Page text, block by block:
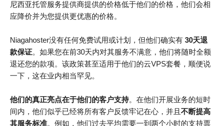
尼西亚托管服务提供商提供的价格低于他们的价格，他们会相
应降价并为您提供更优惠的价格。
Niagahoster没有任何免费试用或计划，但他们确实有 30天退
款保证。如果您在前30天内对其服务不满意，他们将随时全额
退还您的款项。该政策甚至适用于他们的云VPS套餐，顺便说
一下，这在业内相当罕见。
他们的真正亮点在于他们的客户支持。在他们开展业务的短时
间内，他们似乎已经将所有客户反馈牢记在心，并且 不断提高
其服务标准。例如，他们过去平均需要一到两个小时的支持票